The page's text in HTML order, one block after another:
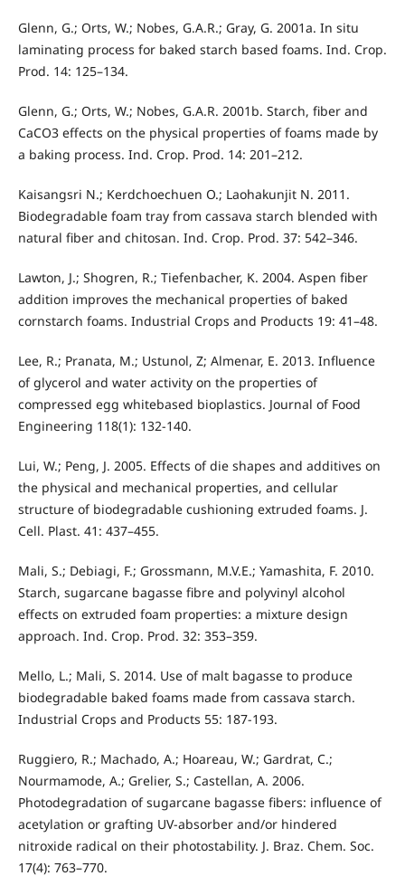
Glenn, G.; Orts, W.; Nobes, G.A.R.; Gray, G. 2001a. In situ
laminating process for baked starch based foams. Ind. Crop.
Prod. 14: 125–134.
Glenn, G.; Orts, W.; Nobes, G.A.R. 2001b. Starch, fiber and
CaCO3 effects on the physical properties of foams made by
a baking process. Ind. Crop. Prod. 14: 201–212.
Kaisangsri N.; Kerdchoechuen O.; Laohakunjit N. 2011.
Biodegradable foam tray from cassava starch blended with
natural fiber and chitosan. Ind. Crop. Prod. 37: 542–346.
Lawton, J.; Shogren, R.; Tiefenbacher, K. 2004. Aspen fiber
addition improves the mechanical properties of baked
cornstarch foams. Industrial Crops and Products 19: 41–48.
Lee, R.; Pranata, M.; Ustunol, Z; Almenar, E. 2013. Influence
of glycerol and water activity on the properties of
compressed egg whitebased bioplastics. Journal of Food
Engineering 118(1): 132-140.
Lui, W.; Peng, J. 2005. Effects of die shapes and additives on
the physical and mechanical properties, and cellular
structure of biodegradable cushioning extruded foams. J.
Cell. Plast. 41: 437–455.
Mali, S.; Debiagi, F.; Grossmann, M.V.E.; Yamashita, F. 2010.
Starch, sugarcane bagasse fibre and polyvinyl alcohol
effects on extruded foam properties: a mixture design
approach. Ind. Crop. Prod. 32: 353–359.
Mello, L.; Mali, S. 2014. Use of malt bagasse to produce
biodegradable baked foams made from cassava starch.
Industrial Crops and Products 55: 187-193.
Ruggiero, R.; Machado, A.; Hoareau, W.; Gardrat, C.;
Nourmamode, A.; Grelier, S.; Castellan, A. 2006.
Photodegradation of sugarcane bagasse fibers: influence of
acetylation or grafting UV-absorber and/or hindered
nitroxide radical on their photostability. J. Braz. Chem. Soc.
17(4): 763–770.